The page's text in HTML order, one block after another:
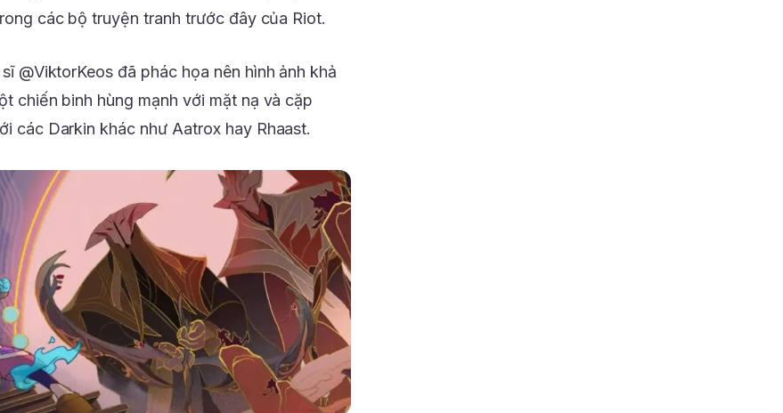
các bộ truyện tranh trước đây của Riot.
@ViktorKeos đã phác họa nên hình ảnh khả
chiến binh hùng mạnh với mặt nạ và cặp
các Darkin khác như Aatrox hay Rhaast.